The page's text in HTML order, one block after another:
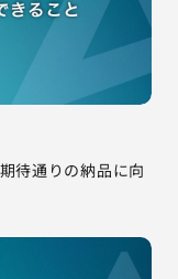
待通りの納品に向